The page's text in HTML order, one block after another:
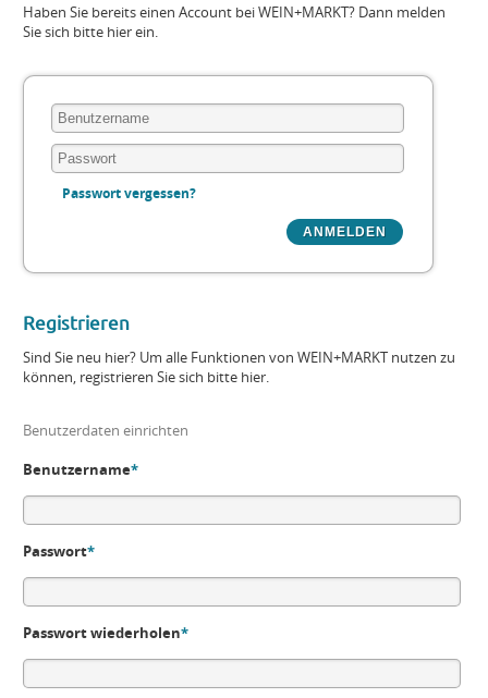
Haben Sie bereits einen Account bei WEIN+MARKT? Dann melden
Sie sich bitte hier ein.
Passwort vergessen?
Registrieren
Sind Sie neu hier? Um alle Funktionen von WEIN+MARKT nutzen zu
können, registrieren Sie sich bitte hier.
Benutzerdaten einrichten
Benutzername*
Passwort*
Passwort wiederholen*